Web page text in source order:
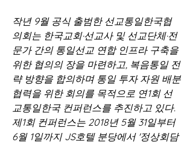
작년 9월 공식 출범한 선교통일한국협
의회는 한국교회·선교사 및 선교단체·전
문가 간의 통일선교 연합 인프라 구축을
위한 협의의 장을 마련하고, 복음통일 전
략 방향을 합의하며 통일 투자 자원 배분
협력을 위한 회의를 목적으로 연1회 선
교통일한국 컨퍼런스를 추진하고 있다.
제1회 컨퍼런스는 2018년 5월 31일부터
6월 1일까지 JS호텔 분당에서 '정상회담